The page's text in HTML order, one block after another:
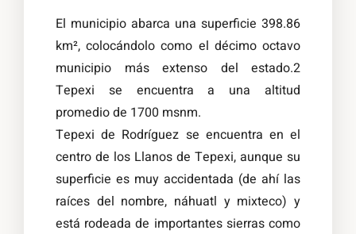
El municipio abarca una superficie 398.86
km², colocándolo como el décimo octavo
municipio más extenso del estado.2
Tepexi se encuentra a una altitud
promedio de 1700 msnm.
Tepexi de Rodríguez se encuentra en el
centro de los Llanos de Tepexi, aunque su
superficie es muy accidentada (de ahí las
raíces del nombre, náhuatl y mixteco) y
está rodeada de importantes sierras como